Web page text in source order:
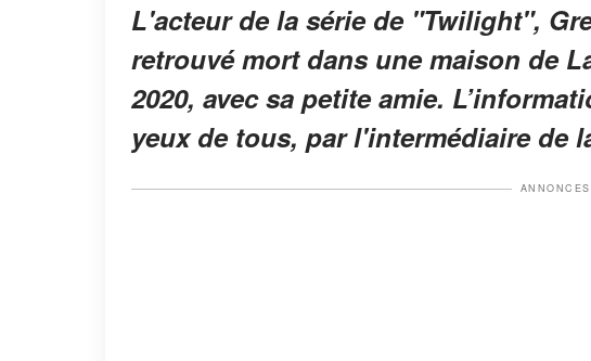
L'acteur de la série de "Twilight",
retrouvé mort dans une maison de
2020, avec sa petite amie.
yeux de tous, par l'intermédiaire de
ANNONCES